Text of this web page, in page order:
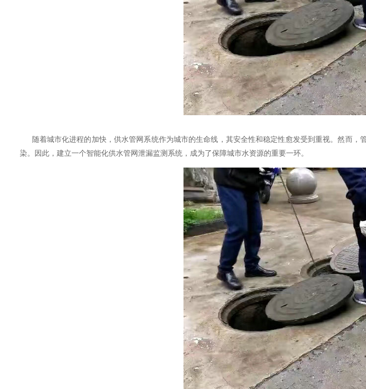
随着城市化进程的加快，供水管网系统作为城市的生命线，其安全性和稳定性愈发受到重视。然而，
染。因此，建立一个智能化供水管网泄漏监测系统，成为了保障城市水资源的重要一环。